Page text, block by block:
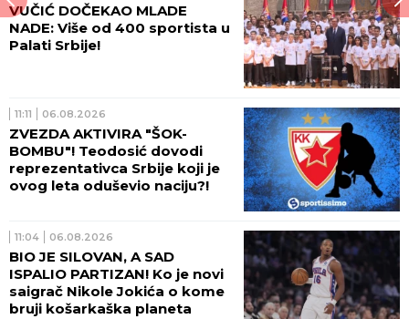
VUČIĆ DOČEKAO MLADE
NADE: Više od 400 sportista u
Palati Srbije!
11:11 06.08.2026
ZVEZDA AKTIVIRA "ŠOK-
BOMBU"! Teodosić dovodi
reprezentativca Srbije koji je
ovog leta oduševio naciju?!
11:04 06.08.2026
BIO JE SILOVAN, A SAD
ISPALIO PARTIZAN! Ko je novi
saigrač Nikole Jokića o kome
bruji košarkaška planeta